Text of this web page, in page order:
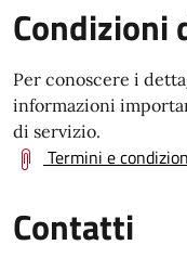
Condizioni
Per conoscere i
informazioni
di servizio.
Termini e
Contatti